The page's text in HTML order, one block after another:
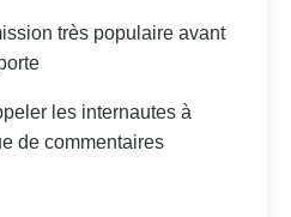
très populaire avant
les internautes à
de commentaires